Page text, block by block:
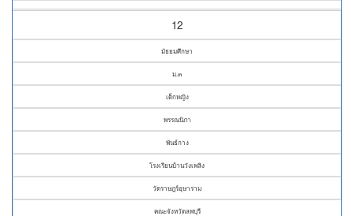
12
มัธยมศึกษา
ม.๓
เด็กหญิง
พรรณนิภา
พันธ์กาง
โรงเรียนบ้านวังเพลิง
วัดราษฎร์อุษาราม
คณะจังหวัดลพบุรี